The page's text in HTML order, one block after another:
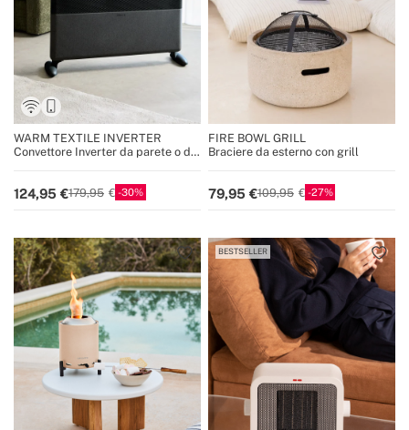
WARM TEXTILE INVERTER
Convettore Inverter da parete o da
124,95 179,95 30
FIRE BOWL GRILL
Braciere da esterno con grill
79,95 109,95 27
BESTSELLER